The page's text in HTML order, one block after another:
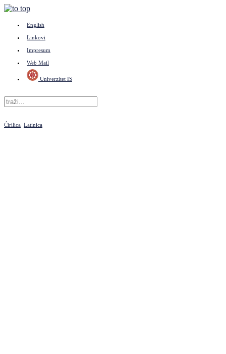
English
Linkovi
Impresum
Web Mail
Univerzitet IS
Ćirilica Latinica